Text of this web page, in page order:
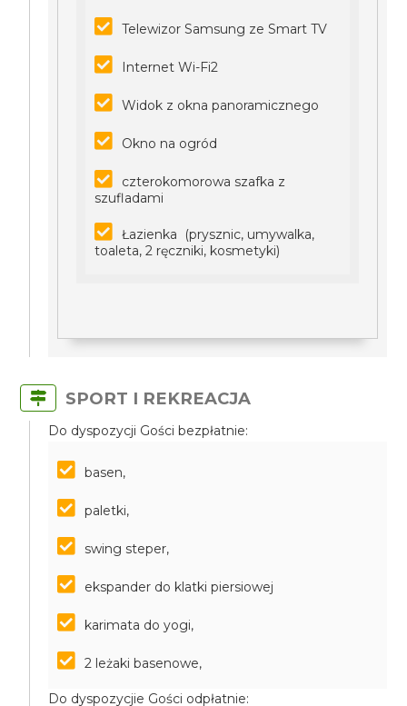
Telewizor Samsung ze Smart TV
Internet Wi-Fi2
Widok z okna panoramicznego
Okno na ogród
czterokomorowa szafka z
szufladami
Łazienka (prysznic, umywalka,
toaleta, 2 ręczniki, kosmetyki)
SPORT I REKREACJA
Do dyspozycji Gości bezpłatnie:
basen,
paletki,
swing steper,
ekspander do klatki piersiowej
karimata do yogi,
2 leżaki basenowe,
Do dyspozycjie Gości odpłatnie: